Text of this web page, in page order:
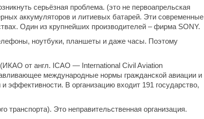
серьёзная проблема. (это не первоапрельская
аккумуляторов и литиевых батарей. Эти современные
Один из крупнейших производителей – фирма SONY.
ноутбуки, планшеты и даже часы. Поэтому
от англ. ICAO — International Civil Aviation
международные нормы гражданской авиации и
В организацию входит 191 государство,
Это неправительственная организация.